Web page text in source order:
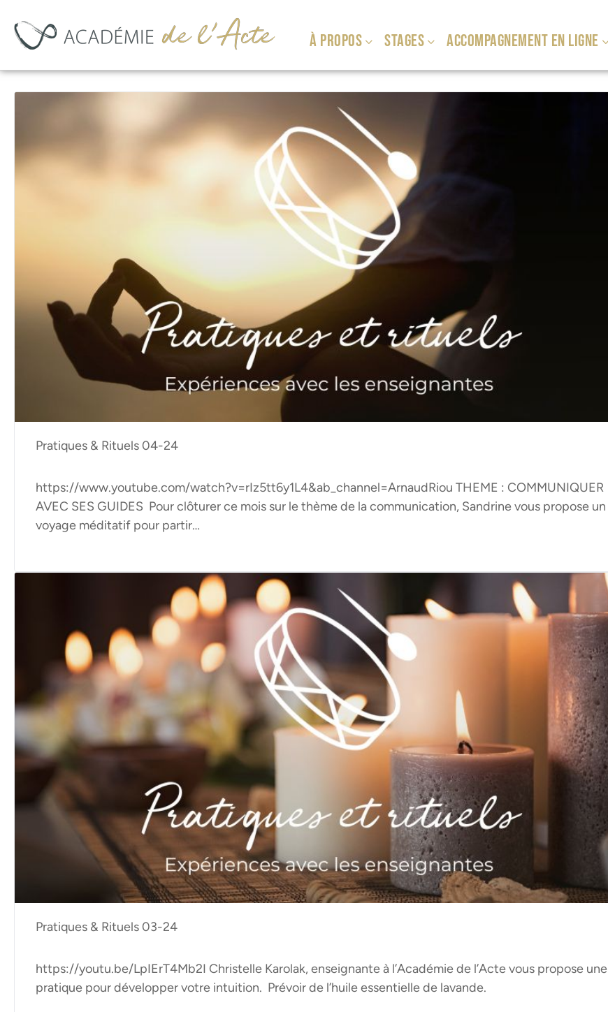
À PROPOS STAGES ACCOMPAGNEMENT EN LIGNE
Pratiques & Rituels 04-24
https://www.youtube.com/watch?v=rIz5tt6y1L4&ab_channel=ArnaudRiou THEME : COMMUNIQUER
AVEC SES GUIDES Pour clôturer ce mois sur le thème de la communication, Sandrine vous propose un
voyage méditatif pour partir…
Pratiques & Rituels 03-24
https://youtu.be/LpIErT4Mb2I Christelle Karolak, enseignante à l’Académie de l’Acte vous propose une
pratique pour développer votre intuition. Prévoir de l’huile essentielle de lavande.